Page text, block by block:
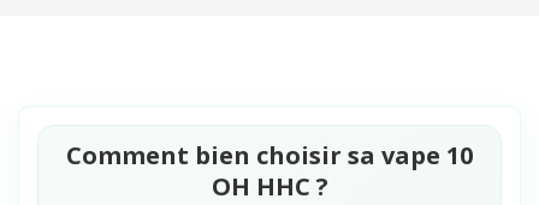
Comment bien choisir sa vape 10
OH HHC ?